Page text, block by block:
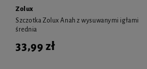
Zolux
Szczotka Zolux Anah z wysuwanymi igłami
średnia
33,99 zł